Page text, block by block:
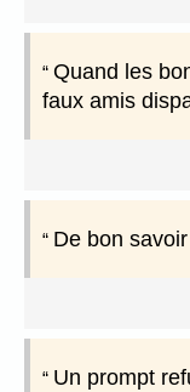
Quand les
faux amis
De bon
Un prompt